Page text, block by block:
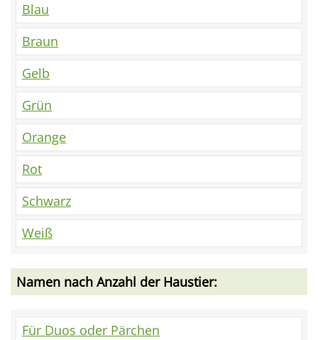
Blau
Braun
Gelb
Grün
Orange
Rot
Schwarz
Weiß
Namen nach Anzahl der Haustier:
Für Duos oder Pärchen